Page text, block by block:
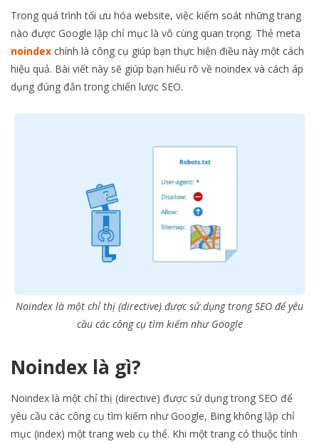
Trong quá trình tối ưu hóa website, việc kiểm soát những trang
nào được Google lập chỉ mục là vô cùng quan trọng. Thẻ meta
noindex chính là công cụ giúp bạn thực hiện điều này một cách
hiệu quả. Bài viết này sẽ giúp bạn hiểu rõ về noindex và cách áp
dụng đúng đắn trong chiến lược SEO.
Noindex là một chỉ thị (directive) được sử dụng trong SEO để yêu
cầu các công cụ tìm kiếm như Google
Noindex là gì?
Noindex là một chỉ thị (directive) được sử dụng trong SEO để
yêu cầu các công cụ tìm kiếm như Google, Bing không lập chỉ
mục (index) một trang web cụ thể. Khi một trang có thuộc tính